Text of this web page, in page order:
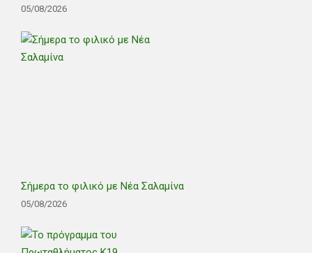
05/08/2026
Σήμερα το φιλικό με Νέα Σαλαμίνα
05/08/2026